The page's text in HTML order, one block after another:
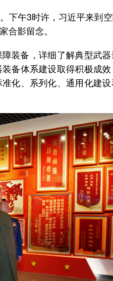
午3时许，习近平来到
合影留念。
备，详细了解典型武器
备体系建设取得积极成
化、系列化、通用化建